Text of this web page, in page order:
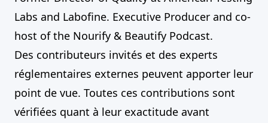
Labs and Labofine. Executive Producer and co-
host of the Nourify & Beautify Podcast.
Des contributeurs invités et des experts
réglementaires externes peuvent apporter leur
point de vue. Toutes ces contributions sont
vérifiées quant à leur exactitude avant